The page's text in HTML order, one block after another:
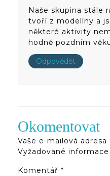
Naše skupina stále
tvoří z modelíny a
některé aktivity
hodně pozdním
Odpovědět
Okomentovat
Vaše e-mailová
Vyžadované
Komentář *